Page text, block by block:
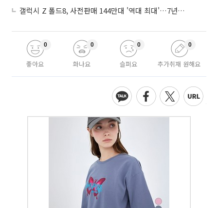
갤럭시 Z 폴드8, 사전판매 144만대 '역대 최대'…7년만에 갤노트10 기록 넘어
좋아요
0
화나요
0
슬퍼요
0
추가취재 원해요
0